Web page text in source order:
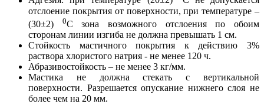
отслоение покрытия от поверхности, при температуре –
(30±2) 0С зона возможного отслоения по обоим
сторонам линии изгиба не должна превышать 1 см.
Стойкость мастичного покрытия к действию 3%
раствора хлористого натрия - не менее 120 ч.
Абразивостойкость – не менее 3 кг/мм.
Мастика не должна стекать с вертикальной
поверхности. Разрешается опускание нижнего слоя не
более чем на 20 мм.